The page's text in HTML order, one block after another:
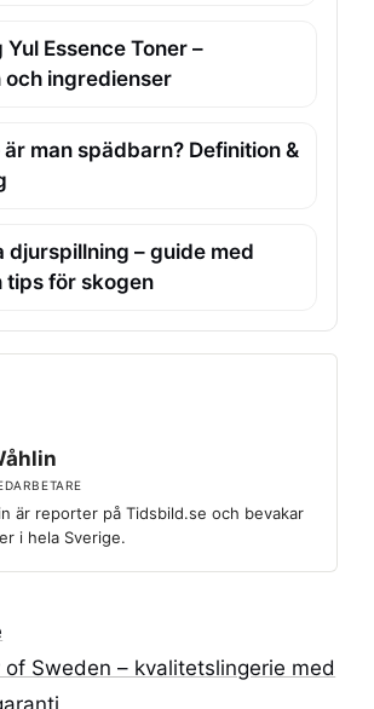
Essence Toner –
och ingredienser
man spädbarn? Definition &
djurspillning – guide med
tips för skogen
är reporter på Tidsbild.se och bevakar
i hela Sverige.
of Sweden – kvalitetslingerie med